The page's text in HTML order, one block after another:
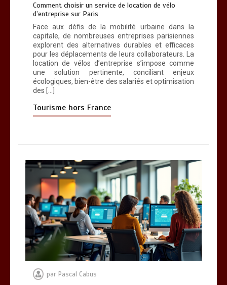
Comment choisir un service de location de vélo
d’entreprise sur Paris
Face aux défis de la mobilité urbaine dans la
capitale, de nombreuses entreprises parisiennes
explorent des alternatives durables et efficaces
pour les déplacements de leurs collaborateurs. La
location de vélos d’entreprise s’impose comme
une solution pertinente, conciliant enjeux
écologiques, bien-être des salariés et optimisation
des […]
Tourisme hors France
par Pascal Cabus